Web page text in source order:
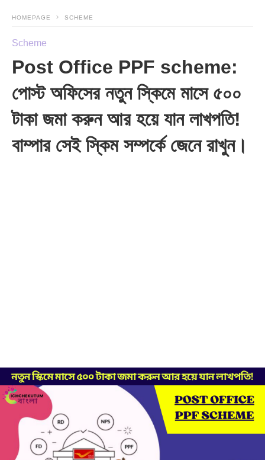
HOMEPAGE SCHEME
Scheme
Post Office PPF scheme:
পোস্ট অফিসের নতুন স্কিমে মাসে ৫০০
টাকা জমা করুন আর হয়ে যান লাখপতি!
বাম্পার সেই স্কিম সম্পর্কে জেনে রাখুন।